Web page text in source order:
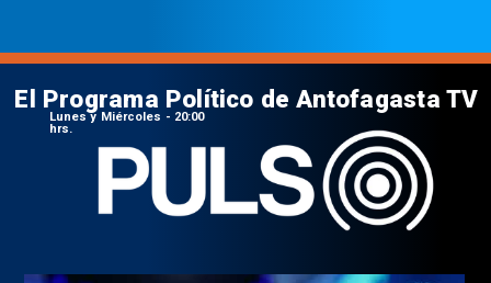
El Programa Político de Antofagasta TV
Lunes y Miércoles - 20:00
hrs.